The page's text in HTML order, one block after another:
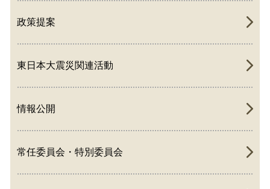
政策提案
東日本大震災関連活動
情報公開
常任委員会・特別委員会